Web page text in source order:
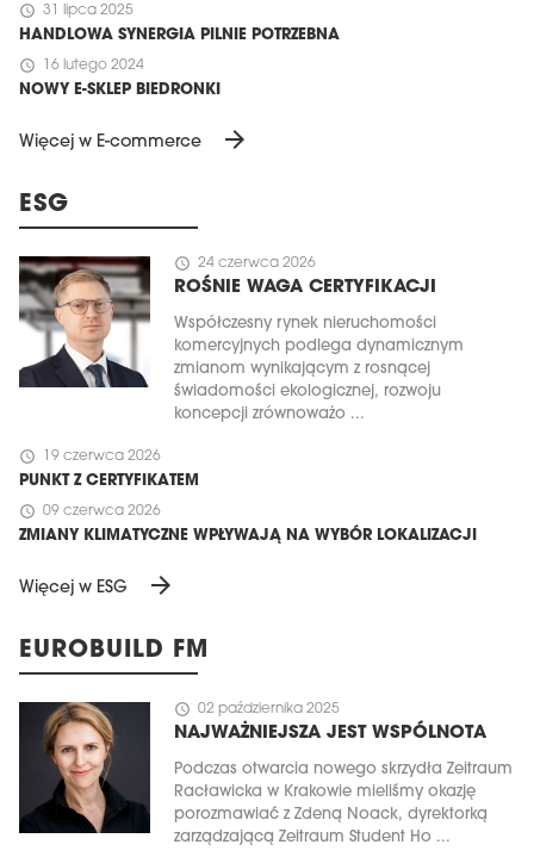
schedule 31 lipca 2025
HANDLOWA SYNERGIA PILNIE POTRZEBNA
schedule 16 lutego 2024
NOWY E-SKLEP BIEDRONKI
Więcej w E-commerce arrow_forward
ESG
schedule 24 czerwca 2026
ROŚNIE WAGA CERTYFIKACJI
Współczesny rynek nieruchomości
komercyjnych podlega dynamicznym
zmianom wynikającym z rosnącej
świadomości ekologicznej, rozwoju
koncepcji zrównoważo ...
schedule 19 czerwca 2026
PUNKT Z CERTYFIKATEM
schedule 09 czerwca 2026
ZMIANY KLIMATYCZNE WPŁYWAJĄ NA WYBÓR LOKALIZACJI
Więcej w ESG arrow_forward
EUROBUILD FM
schedule 02 października 2025
NAJWAŻNIEJSZA JEST WSPÓLNOTA
Podczas otwarcia nowego skrzydła Zeitraum
Racławicka w Krakowie mieliśmy okazję
porozmawiać z Zdeną Noack, dyrektorką
zarządzającą Zeitraum Student Ho ...